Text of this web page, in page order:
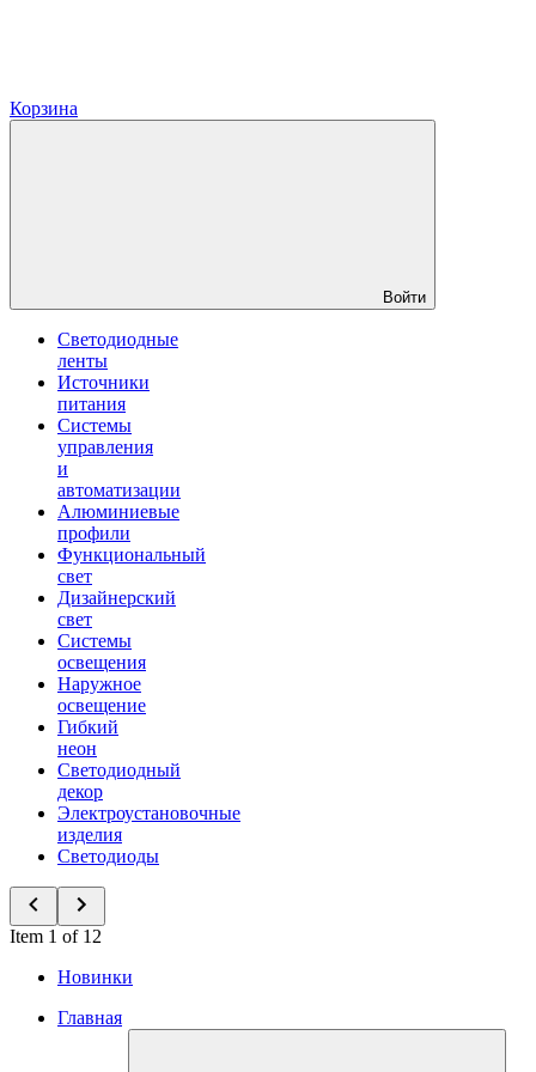
Корзина
Войти
Светодиодные
ленты
Источники
питания
Системы
управления
и
автоматизации
Алюминиевые
профили
Функциональный
свет
Дизайнерский
свет
Системы
освещения
Наружное
освещение
Гибкий
неон
Светодиодный
декор
Электроустановочные
изделия
Светодиоды
Item 1 of 12
Новинки
Главная